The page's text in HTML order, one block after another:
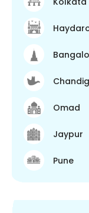
Omad
Jaypur
Pune